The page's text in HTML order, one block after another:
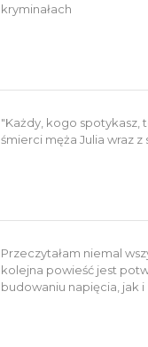
kryminałach
"Każdy, kogo spotykasz,
śmierci męża Julia wraz
Przeczytałam niemal
kolejna powieść jest
budowaniu napięcia, jak i